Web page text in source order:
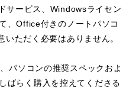
サービス、Windowsライセン
、Office付きのノートパソコ
ただく必要はありません。
パソコンの推奨スペックおよ
ばらく購入を控えてくださる